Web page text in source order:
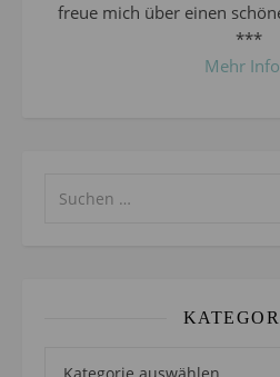
freue mich über einen
***
Mehr